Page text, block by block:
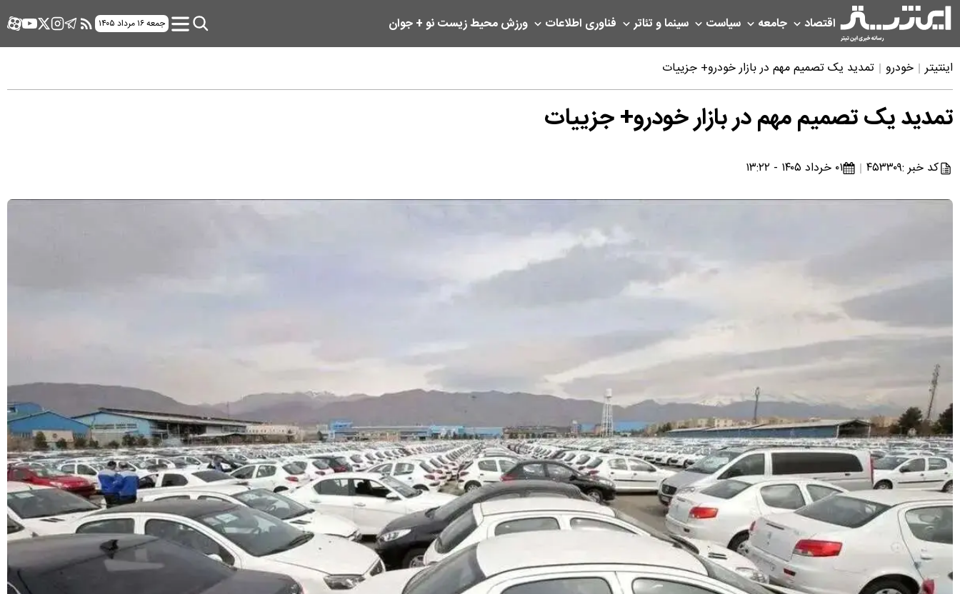
اقتصاد جامعه سیاست سینما و تئاتر فناوری اطلاعات ورزشمحیط زیستنو + جوان جمعه ۱۶ مرداد ۱۴۰۵
اینتیتر خودرو تمدید یک تصمیم مهم در بازار خودرو+ جزییات
تمدید یک تصمیم مهم در بازار خودرو+ جزییات
کد خبر :۴۵۳۳۰۹ ۰۱ خرداد ۱۴۰۵ - ۱۳:۲۲